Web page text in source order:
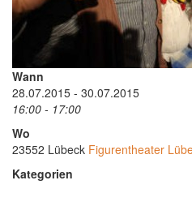
Wann
28.07.2015 - 30.07.2015
16:00 - 17:00
Wo
23552 Lübeck Figurentheater
Kategorien